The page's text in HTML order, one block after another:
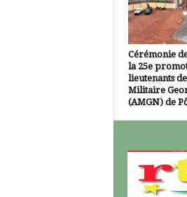
Cérémonie
la 25e
lieutenants
Militaire
(AMGN) de